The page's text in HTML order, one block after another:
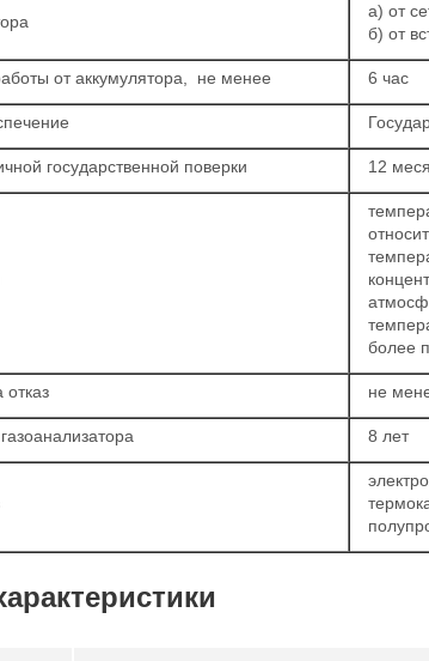
а) от
б) от
от аккумулятора, не менее 6 час
государственной поверки 12
более
не
8 лет